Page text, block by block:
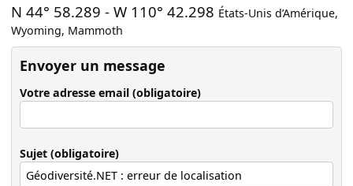
N 44° 58.289 -W 110° 42.298 États-Unis d’Amérique,
Wyoming, Mammoth
Envoyer un message
Votre adresse email (obligatoire)
Sujet (obligatoire)